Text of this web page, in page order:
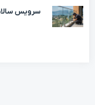
سرویس